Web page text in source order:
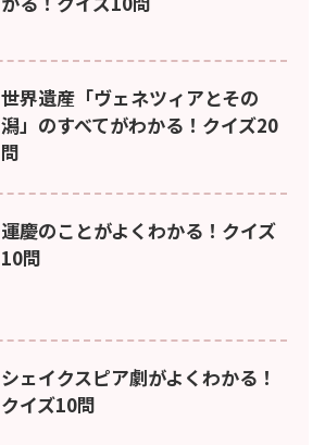
世界遺産「ヴェネツィアとその
潟」のすべてがわかる！クイズ20
問
運慶のことがよくわかる！クイズ
10問
シェイクスピア劇がよくわかる！
クイズ10問